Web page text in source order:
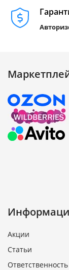
Акции
Статьи
Ответственность